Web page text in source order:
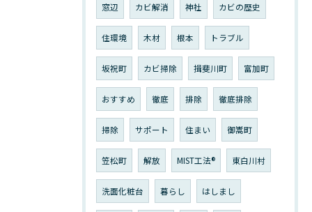
窓辺 カビ解消 神社 カビの歴史
住環境 木材 根本 トラブル
坂祝町 カビ掃除 揖斐川町 富加町
おすすめ 徹底 排除 徹底排除
掃除 サポート 住まい 御嵩町
笠松町 解放 MIST工法®︎ 東白川村
洗面化粧台 暮らし はしまし